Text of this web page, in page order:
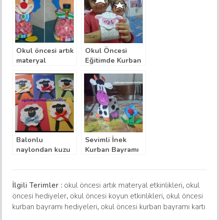
Okul öncesi artık
materyal
palyaçolu
şekerlik
Okul Öncesi
Eğitimde Kurban
Örneği
Balonlu
naylondan kuzu
Sevimli İnek
Kurban Bayramı
İlgili Terimler : okul öncesi artık materyal etkinlikleri, okul
öncesi hediyeler, okul öncesi koyun etkinlikleri, okul öncesi
kurban bayramı hediyeleri, okul öncesi kurban bayramı kartı